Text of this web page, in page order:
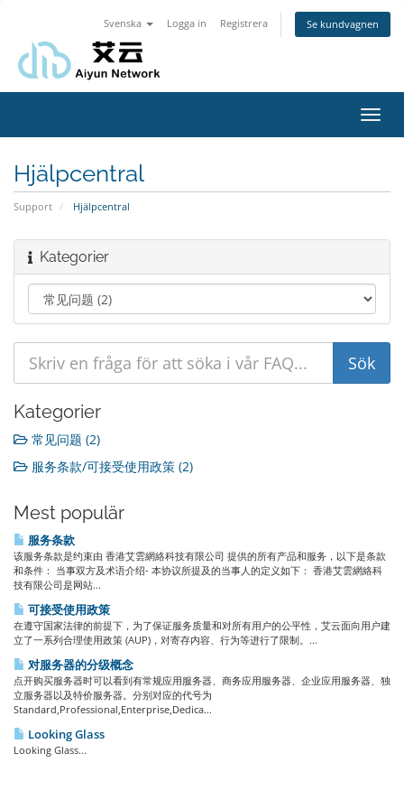
Svenska Logga in Registrera Se kundvagnen
Hjälpcentral
Support Hjälpcentral
Kategorier
Kategorier
常见问题 (2)
服务条款/可接受使用政策 (2)
Mest populär
服务条款
该服务条款是约束由 香港艾雲網絡科技有限公司 提供的所有产品和服务，以下是条款
和条件： 当事双方及术语介绍- 本协议所提及的当事人的定义如下： 香港艾雲網絡科
技有限公司是网站...
可接受使用政策
在遵守国家法律的前提下，为了保证服务质量和对所有用户的公平性，艾云面向用户建
立了一系列合理使用政策 (AUP)，对寄存内容、行为等进行了限制。...
对服务器的分级概念
点开购买服务器时可以看到有常规应用服务器、商务应用服务器、企业应用服务器、独
立服务器以及特价服务器。分别对应的代号为
Standard,Professional,Enterprise,Dedica...
Looking Glass
Looking Glass...